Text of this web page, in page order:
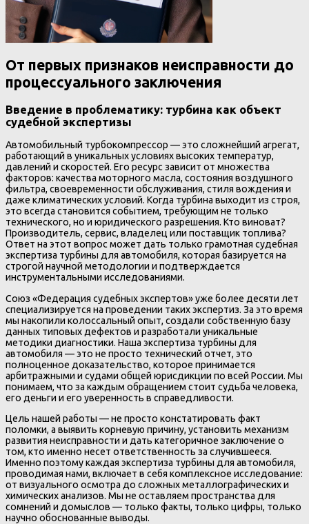
От первых признаков неисправности до
процессуального заключения
Введение в проблематику: турбина как объект
судебной экспертизы
Автомобильный турбокомпрессор — это сложнейший агрегат,
работающий в уникальных условиях высоких температур,
давлений и скоростей. Его ресурс зависит от множества
факторов: качества моторного масла, состояния воздушного
фильтра, своевременности обслуживания, стиля вождения и
даже климатических условий. Когда турбина выходит из строя,
это всегда становится событием, требующим не только
технического, но и юридического разрешения. Кто виноват?
Производитель, сервис, владелец или поставщик топлива?
Ответ на этот вопрос может дать только грамотная судебная
экспертиза турбины для автомобиля, которая базируется на
строгой научной методологии и подтверждается
инструментальными исследованиями.
Союз «Федерация судебных экспертов» уже более десяти лет
специализируется на проведении таких экспертиз. За это время
мы накопили колоссальный опыт, создали собственную базу
данных типовых дефектов и разработали уникальные
методики диагностики. Наша экспертиза турбины для
автомобиля — это не просто технический отчет, это
полноценное доказательство, которое принимается
арбитражными и судами общей юрисдикции по всей России. Мы
понимаем, что за каждым обращением стоит судьба человека,
его деньги и его уверенность в справедливости.
Цель нашей работы — не просто констатировать факт
поломки, а выявить корневую причину, установить механизм
развития неисправности и дать категоричное заключение о
том, кто именно несет ответственность за случившееся.
Именно поэтому каждая экспертиза турбины для автомобиля,
проводимая нами, включает в себя комплексное исследование:
от визуального осмотра до сложных металлографических и
химических анализов. Мы не оставляем пространства для
сомнений и домыслов — только факты, только цифры, только
научно обоснованные выводы.